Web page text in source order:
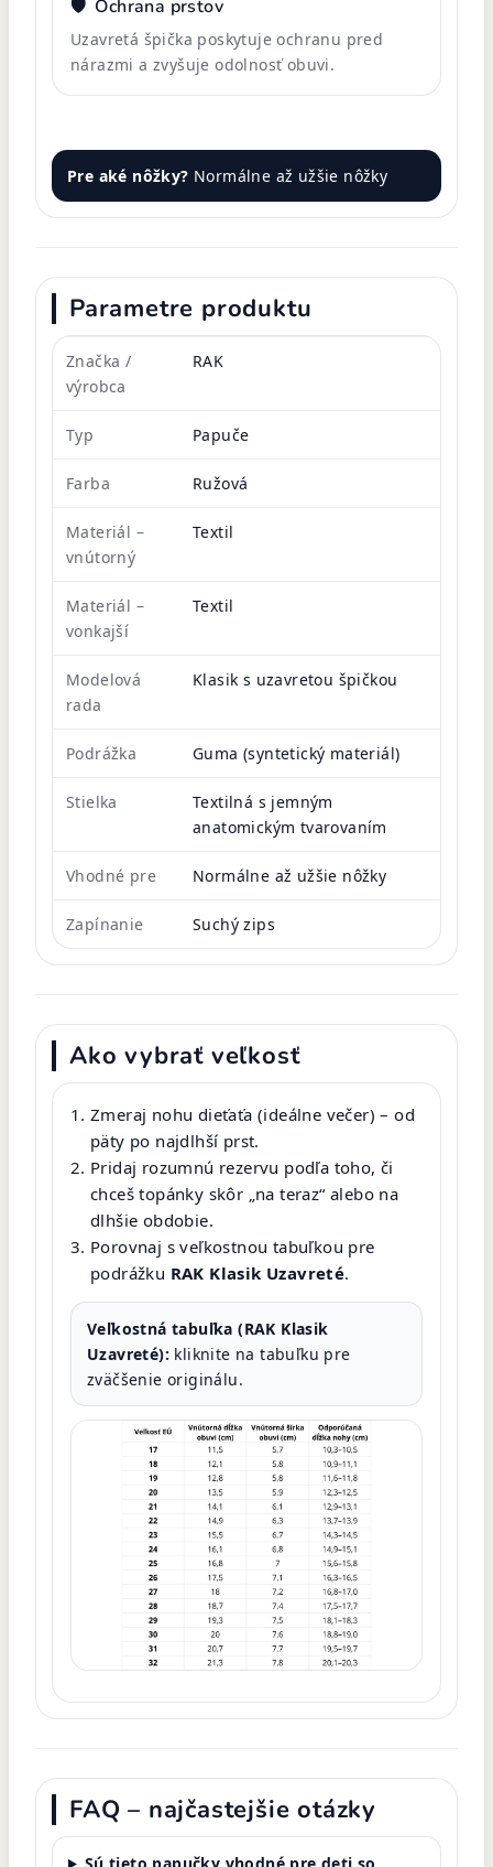
🛡️ Ochrana prstov
Uzavretá špička poskytuje ochranu pred
nárazmi a zvyšuje odolnosť obuvi.
Pre aké nôžky? Normálne až užšie nôžky
Parametre produktu
Značka /
výrobca
RAK
Typ Papuče
Farba Ružová
Materiál –
vnútorný
Textil
Materiál –
vonkajší
Textil
Modelová
rada
Klasik s uzavretou špičkou
Podrážka Guma (syntetický materiál)
Stielka
Textilná s jemným
anatomickým tvarovaním
Vhodné pre Normálne až užšie nôžky
Zapínanie Suchý zips
Ako vybrať veľkosť
Zmeraj nohu dieťaťa (ideálne večer) – od
päty po najdlhší prst.
Pridaj rozumnú rezervu podľa toho, či
chceš topánky skôr „na teraz“ alebo na
dlhšie obdobie.
Porovnaj s veľkostnou tabuľkou pre
podrážku RAK Klasik Uzavreté.
Veľkostná tabuľka (RAK Klasik
Uzavreté): kliknite na tabuľku pre
zväčšenie originálu.
FAQ – najčastejšie otázky